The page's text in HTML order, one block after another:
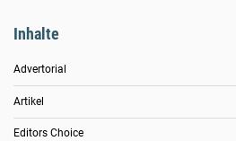
Inhalte
Advertorial
Artikel
Editors Choice